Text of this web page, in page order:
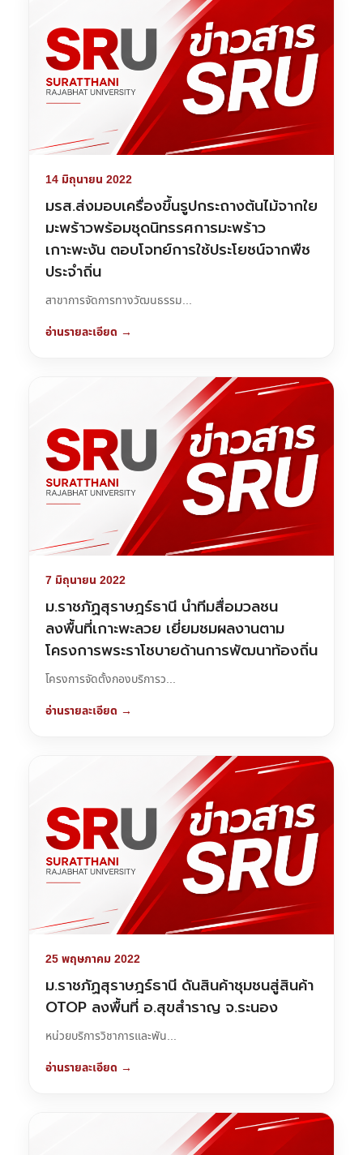
14 มิถุนายน 2022
มรส.ส่งมอบเครื่องขึ้นรูปกระถางต้นไม้จากใย
มะพร้าวพร้อมชุดนิทรรศการมะพร้าว
เกาะพะงัน ตอบโจทย์การใช้ประโยชน์จากพืช
ประจำถิ่น
สาขาการจัดการทางวัฒนธรรม...
อ่านรายละเอียด →
7 มิถุนายน 2022
ม.ราชภัฏสุราษฎร์ธานี นำทีมสื่อมวลชน
ลงพื้นที่เกาะพะลวย เยี่ยมชมผลงานตาม
โครงการพระราโชบายด้านการพัฒนาท้องถิ่น
โครงการจัดตั้งกองบริการว...
อ่านรายละเอียด →
25 พฤษภาคม 2022
ม.ราชภัฏสุราษฎร์ธานี ดันสินค้าชุมชนสู่สินค้า
OTOP ลงพื้นที่ อ.สุขสำราญ จ.ระนอง
หน่วยบริการวิชาการและพัน...
อ่านรายละเอียด →